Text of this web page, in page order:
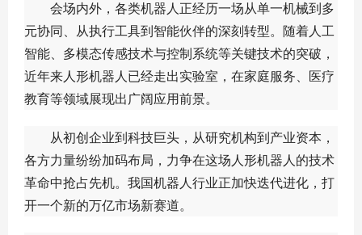
会场内外，各类机器人正经历一场从单一机械到多
元协同、从执行工具到智能伙伴的深刻转型。随着人工
智能、多模态传感技术与控制系统等关键技术的突破，
近年来人形机器人已经走出实验室，在家庭服务、医疗
教育等领域展现出广阔应用前景。
从初创企业到科技巨头，从研究机构到产业资本，
各方力量纷纷加码布局，力争在这场人形机器人的技术
革命中抢占先机。我国机器人行业正加快迭代进化，打
开一个新的万亿市场新赛道。